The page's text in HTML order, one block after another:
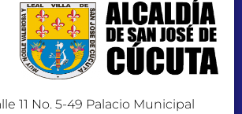
11 No. 5-49 Palacio Municipal